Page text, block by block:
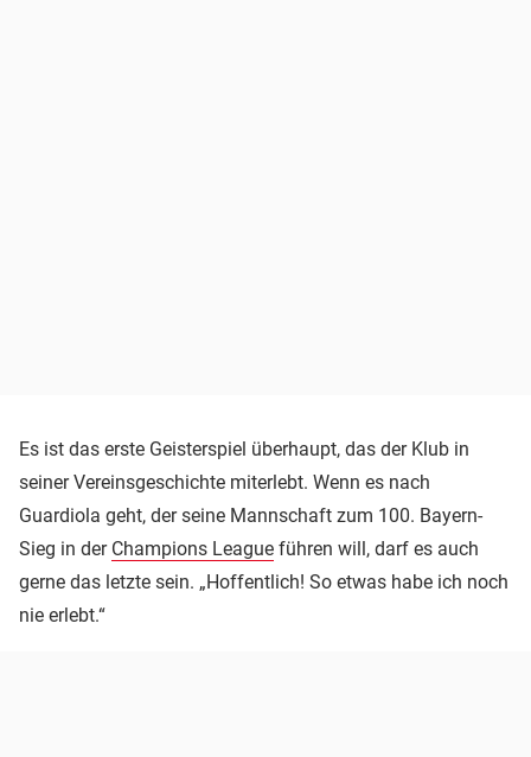
Es ist das erste Geisterspiel überhaupt, das der Klub in
seiner Vereinsgeschichte miterlebt. Wenn es nach
Guardiola geht, der seine Mannschaft zum 100. Bayern-
Sieg in der Champions League führen will, darf es auch
gerne das letzte sein. „Hoffentlich! So etwas habe ich noch
nie erlebt.“